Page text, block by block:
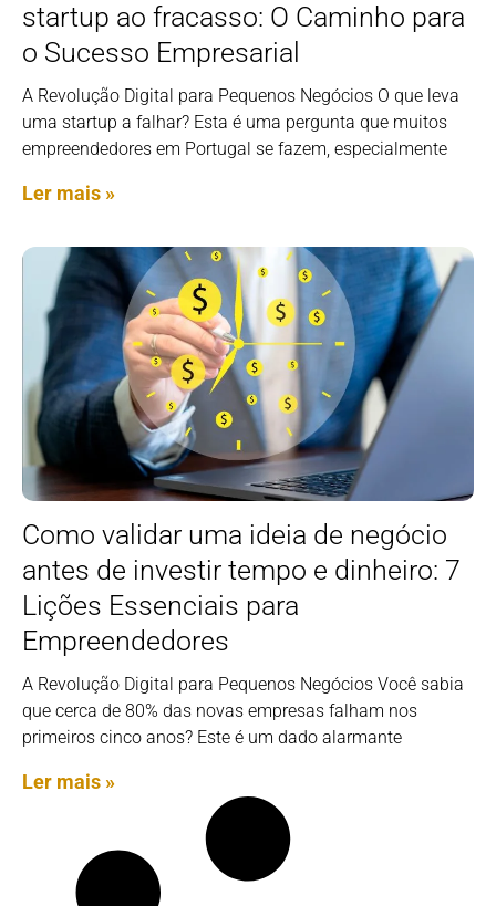
startup ao fracasso: O Caminho para
o Sucesso Empresarial
A Revolução Digital para Pequenos Negócios O que leva
uma startup a falhar? Esta é uma pergunta que muitos
empreendedores em Portugal se fazem, especialmente
Ler mais »
Como validar uma ideia de negócio
antes de investir tempo e dinheiro: 7
Lições Essenciais para
Empreendedores
A Revolução Digital para Pequenos Negócios Você sabia
que cerca de 80% das novas empresas falham nos
primeiros cinco anos? Este é um dado alarmante
Ler mais »